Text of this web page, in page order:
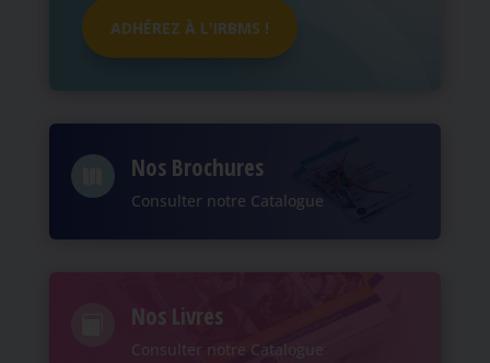
ADHÉREZ À L'IRBMS !
Nos Brochures
Consulter notre Catalogue
Nos Livres
Consulter notre Catalogue